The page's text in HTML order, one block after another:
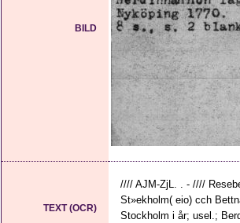
BILD
TEXT (OCR)
//// AJM-ZjL. . - ////
St»ekholm( eio) cch
Stockholm i år; usel.;